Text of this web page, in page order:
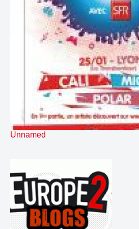
40. Status remix
Stone remix
Stupid remix
Suffle remix
Suffle
TOP H REGIONAL AFC
47. TOP H Rock Pop
Taste remix
49.
Top H RockPop
50. Top H court
51. Top H long
55.
Vidéo remix
56.
57. Virgule Nagui et Manu 2465
58. Yoji remix
Unnamed